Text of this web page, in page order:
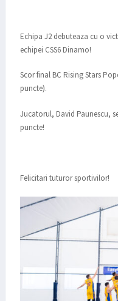
Echipa J2 debuteaza cu o
echipei CSS6 Dinamo!
Scor final BC Rising Stars
puncte).
Jucatorul, David Paunescu,
puncte!
Felicitari tuturor sportivilor!